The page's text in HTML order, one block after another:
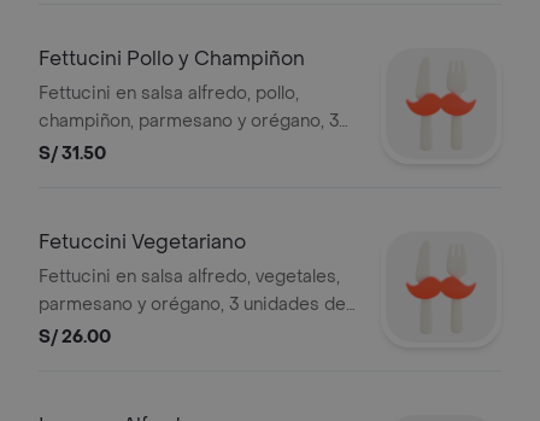
Fettucini Pollo y Champiñon
Fettucini en salsa alfredo, pollo,
champiñon, parmesano y orégano, 3
unidades de pan al ajo.
S/ 31.50
Fetuccini Vegetariano
Fettucini en salsa alfredo, vegetales,
parmesano y orégano, 3 unidades de
pan al ajo.
S/ 26.00